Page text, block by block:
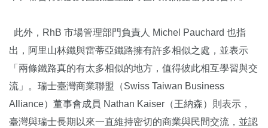
此外，RhB 市場管理部門負責人 Michel Pauchard 也指
出，阿里山林鐵與雷蒂亞鐵路擁有許多相似之處，並表示
「兩條鐵路真的有太多相似的地方，值得彼此相互學習與交
流」。瑞士臺灣商業聯盟（Swiss Taiwan Business
Alliance）董事會成員 Nathan Kaiser（王納森）則表示，
臺灣與瑞士長期以來一直維持密切的商業與民間交流，並認